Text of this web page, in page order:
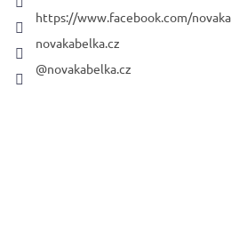
https://www.facebook.com/
novakabelka.cz
@novakabelka.cz